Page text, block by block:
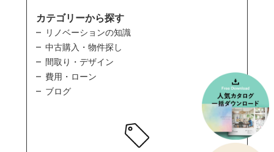
カテゴリーから探す
リノベーションの知識
中古購入・物件探し
間取り・デザイン
費用・ローン
ブログ